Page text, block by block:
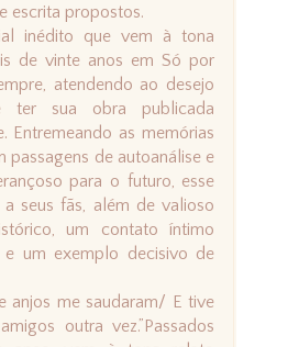
escrita propostos.
inédito que vem à tona
de vinte anos em Só por
atendendo ao desejo
ter sua obra publicada
Entremeando as memórias
passagens de autoanálise e
para o futuro, esse
seus fãs, além de valioso
um contato íntimo
um exemplo decisivo de
anjos me saudaram/ E tive
outra vez.”Passados